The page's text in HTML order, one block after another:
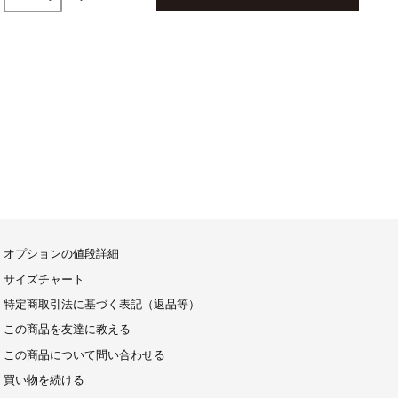
オプションの値段詳細
サイズチャート
特定商取引法に基づく表記（返品等）
この商品を友達に教える
この商品について問い合わせる
買い物を続ける